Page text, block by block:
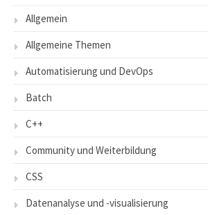
Allgemein
Allgemeine Themen
Automatisierung und DevOps
Batch
C++
Community und Weiterbildung
CSS
Datenanalyse und -visualisierung